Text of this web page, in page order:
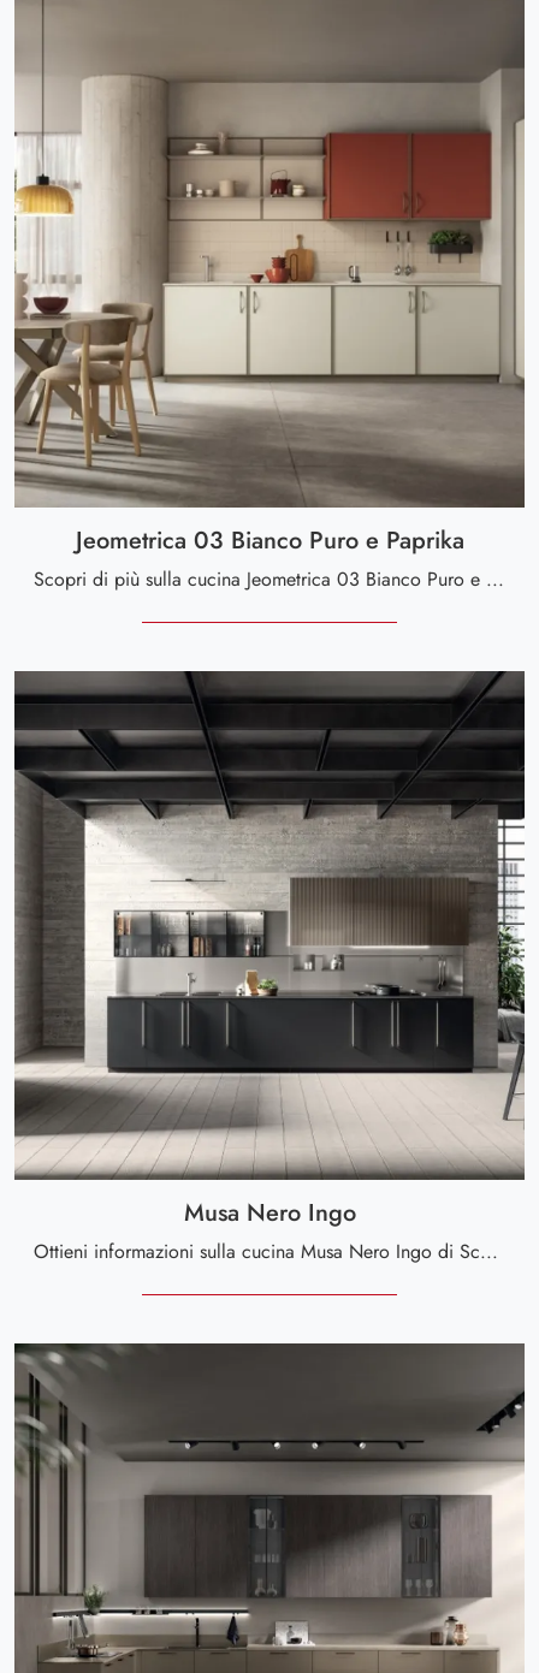
Jeometrica 03 Bianco Puro e Paprika
Scopri di più sulla cucina Jeometrica 03 Bianco Puro e Paprika di Scavolini: questa soluzione in melaminico sarà la scelta ideale per te!
Musa Nero Ingo
Ottieni informazioni sulla cucina Musa Nero Ingo di Scavolini: questa soluzione in HPL sarà la scelta ideale per te!